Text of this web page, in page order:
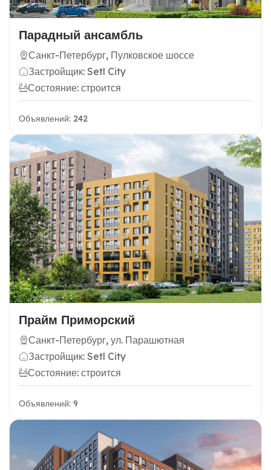
Парадный ансамбль
Санкт-Петербург, Пулковское шоссе
Застройщик: Setl City
Состояние: строится
Объявлений: 242
Прайм Приморский
Санкт-Петербург, ул. Парашютная
Застройщик: Setl City
Состояние: строится
Объявлений: 9